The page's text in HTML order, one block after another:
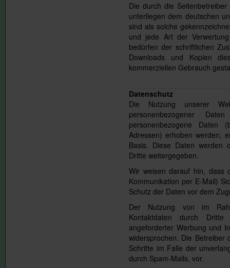
Die durch die
unterliegen dem deutschen
sind als solche
und jede Art der
bedürfen der schriftlichen
Downloads und Kopien
kommerziellen Gebrauch
Datenschutz
Die Nutzung unserer
personenbezogener
personenbezogene Daten
Adressen) erhoben werden,
Basis. Diese Daten werden
Dritte weitergegeben.
Wir weisen darauf hin, dass
Kommunikation per E-Mail)
Schutz der Daten vor dem
Der Nutzung von im
Kontaktdaten durch
angeforderter Werbung und
widersprochen. Die Betreiber
Schritte im Falle der
durch Spam-Mails, vor.